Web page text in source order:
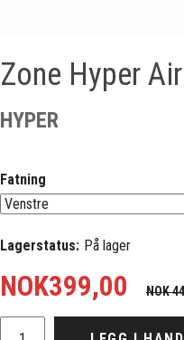
Zone Hyper
HYPER
Fatning
Lagerstatus: På lager
NOK399,00 NOK